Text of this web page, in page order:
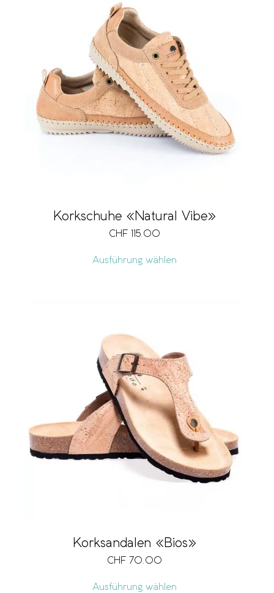
Korkschuhe «Natural Vibe»
CHF 115.00
Ausführung wählen
Korksandalen «Bios»
CHF 70.00
Ausführung wählen